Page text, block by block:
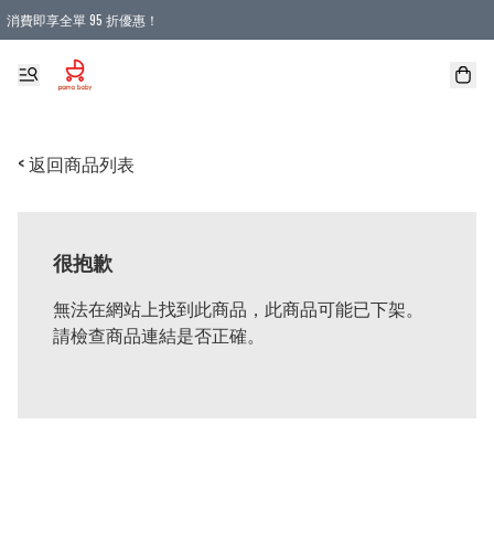
消費即享全單 95 折優惠！
購物滿 HKD 900.00即享免運費優惠！（適用於 本地送貨、本地取貨 )
< 返回商品列表
很抱歉
無法在網站上找到此商品，此商品可能已下架。
請檢查商品連結是否正確。